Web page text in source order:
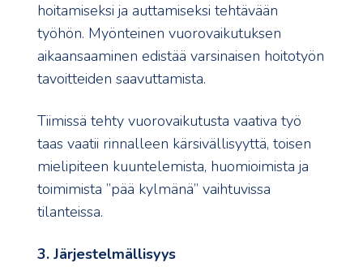
hoitamiseksi ja auttamiseksi tehtävään
työhön. Myönteinen vuorovaikutuksen
aikaansaaminen edistää varsinaisen hoitotyön
tavoitteiden saavuttamista.
Tiimissä tehty vuorovaikutusta vaativa työ
taas vaatii rinnalleen kärsivällisyyttä, toisen
mielipiteen kuuntelemista, huomioimista ja
toimimista ”pää kylmänä” vaihtuvissa
tilanteissa.
3. Järjestelmällisyys